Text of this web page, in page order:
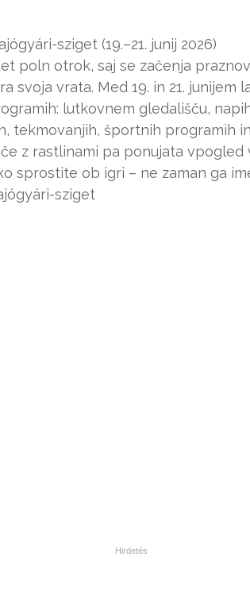
sziget (19.–21. junij 2026)
poln otrok, saj se začenja
svoja vrata. Med 19. in 21. junijem
lutkovnem gledališču,
tekmovanjih, športnih programih
z rastlinami pa ponujata vpogled
sprostite ob igri – ne zaman ga
sziget